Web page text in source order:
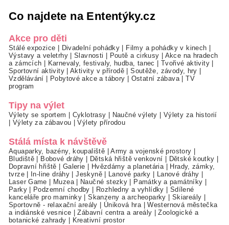
Co najdete na Ententýky.cz
Akce pro děti
Stálé expozice Divadelní pohádky Filmy a pohádky v kinech
Výstavy a veletrhy|Slavnosti Poutě a cirkusy
Akce na hradech
a zámcích
Karnevaly, festivaly, hudba, tanec Tvořivé aktivity
Sportovní aktivity|Aktivity v přírodě |Soutěže, závody, hry
Vzdělávání
Pobytové akce a tábory Ostatní zábava|TV
program
Tipy na výlet
Výlety se sportem Cyklotrasy Naučné výlety
Výlety za historií
Výlety za zábavou |Výlety přírodou
Stálá místa k návštěvě
Aquaparky, bazény, koupaliště |Army a vojenské prostory
Bludiště
Bobové dráhy Dětská hřiště venkovní Dětské koutky
Dopravní hřiště
Galerie Hvězdárny a planetária|
Hrady, zámky,
tvrze| In-line dráhy |Jeskyně| Lanové parky Lanové dráhy
Laser Game
Muzea| Naučné stezky Památky a památníky
Parky| Podzemní chodby Rozhledny a vyhlídky
Sdílené
kanceláře pro maminky |Skanzeny a archeoparky Skiareály
Sportovně - relaxační areály
Úniková hra|Westernová městečka
a indiánské vesnice |Zábavní centra a areály |Zoologické a
botanické zahrady
Kreativní prostor